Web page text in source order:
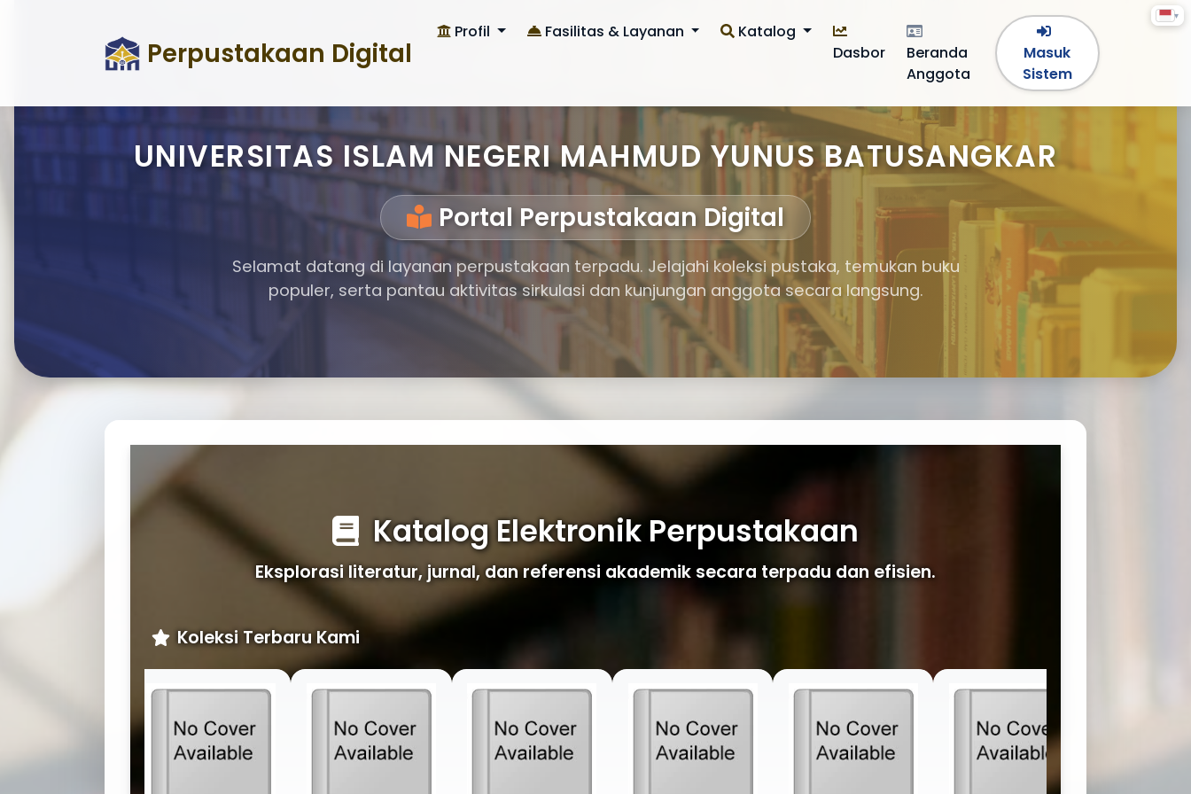
Perpustakaan Digital
Profil Fasilitas & Layanan
Katalog
Dasbor
Beranda
Anggota
Masuk
Sistem
UNIVERSITAS ISLAM NEGERI MAHMUD YUNUS BATUSANGKAR
Portal Perpustakaan Digital
Selamat datang di layanan perpustakaan terpadu. Jelajahi koleksi pustaka, temukan buku
populer, serta pantau aktivitas sirkulasi dan kunjungan anggota secara langsung.
Katalog Elektronik Perpustakaan
Eksplorasi literatur, jurnal, dan referensi akademik secara terpadu dan efisien.
Koleksi Terbaru Kami
▾